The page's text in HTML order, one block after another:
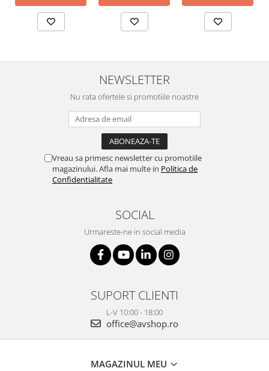
NEWSLETTER
Nu rata ofertele si promotiile noastre
Vreau sa primesc newsletter cu promotiile
magazinului. Afla mai multe in Politica de
Confidentialitate
SOCIAL
Urmareste-ne in social media
SUPORT CLIENTI
L-V 10:00 - 18:00
office@avshop.ro
MAGAZINUL MEU